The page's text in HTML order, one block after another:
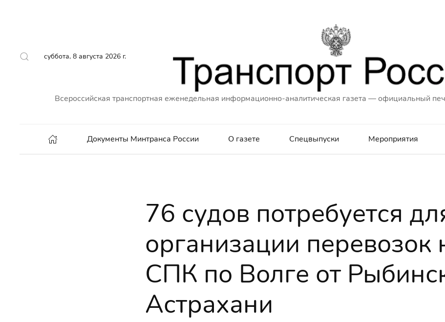
суббота, 8 августа 2026 г.
Всероссийская транспортная еженедельная информационно-аналитическая газета — официальный
Документы Минтранса России О газете Спецвыпуски Мероприятия
76 судов потребуется
организации перевозок
СПК по Волге от
Астрахани